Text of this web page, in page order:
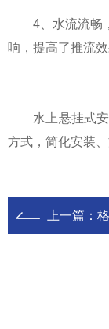
4、水流流畅，
响，提高了推流
水上悬挂式安
方式，简化安装
上一篇：